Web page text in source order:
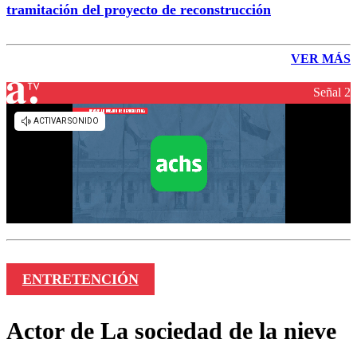
tramitación del proyecto de reconstrucción
VER MÁS
Señal 2
ENTRETENCIÓN
Actor de La sociedad de la nieve